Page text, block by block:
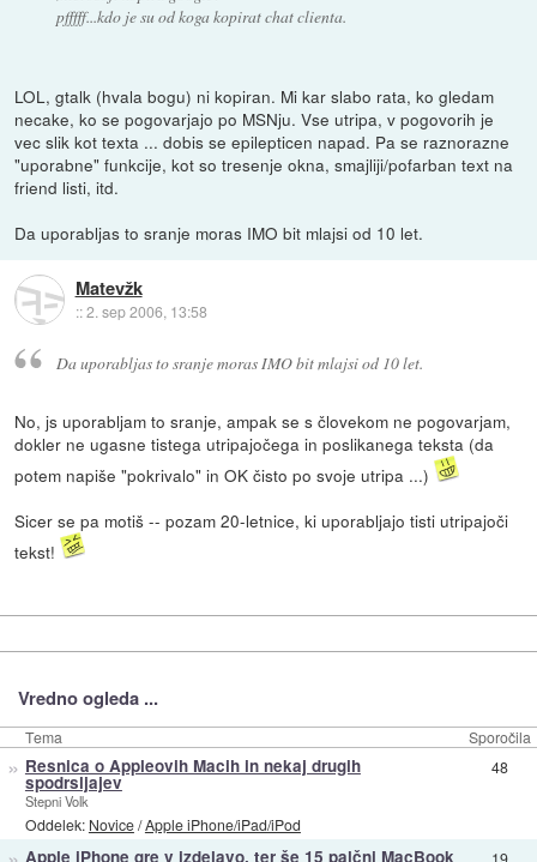
pfffff...kdo je su od koga kopirat chat clienta.
LOL, gtalk (hvala bogu) ni kopiran. Mi kar slabo rata, ko gledam
necake, ko se pogovarjajo po MSNju. Vse utripa, v pogovorih je
vec slik kot texta ... dobis se epilepticen napad. Pa se raznorazne
"uporabne" funkcije, kot so tresenje okna, smajliji/pofarban text na
friend listi, itd.
Da uporabljas to sranje moras IMO bit mlajsi od 10 let.
Matevžk
::2. sep 2006, 13:58
Da uporabljas to sranje moras IMO bit mlajsi od 10 let.
No, js uporabljam to sranje, ampak se s človekom ne pogovarjam,
dokler ne ugasne tistega utripajočega in poslikanega teksta (da
potem napiše "pokrivalo" in OK čisto po svoje utripa ...)
Sicer se pa motiš -- pozam 20-letnice, ki uporabljajo tisti utripajoči
tekst!
Vredno ogleda ...
Tema Sporočila
» Resnica o Appleovih Macih in nekaj drugih
spodrsljajev
Stepni Volk
Oddelek: Novice/Apple iPhone/iPad/iPod
48
Apple iPhone gre v izdelavo, ter še 15 palčni MacBook